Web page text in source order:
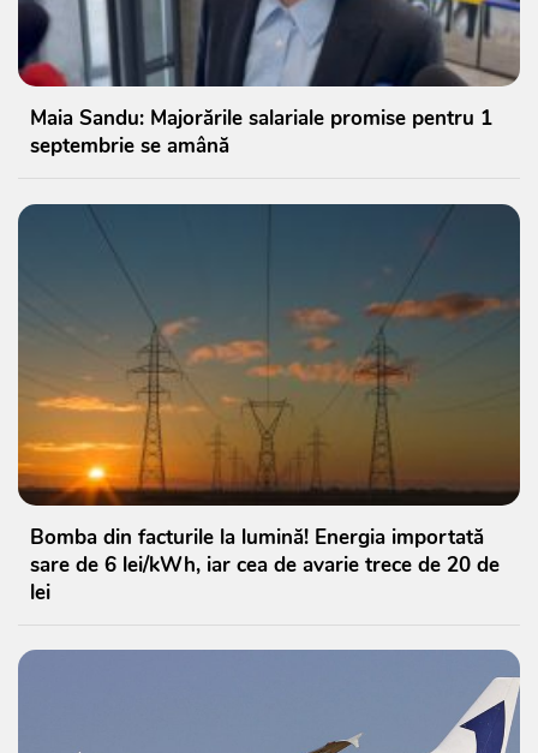
Maia Sandu: Majorările salariale promise pentru 1
septembrie se amână
Bomba din facturile la lumină! Energia importată
sare de 6 lei/kWh, iar cea de avarie trece de 20 de
lei